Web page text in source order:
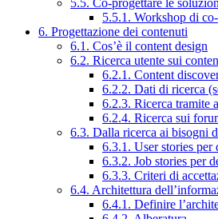
5.5. Co-progettare le
5.5.1. Workshop di
6. Progettazione dei contenuti
6.1. Cos’è il content design
6.2. Ricerca utente sui
6.2.1. Content
6.2.2. Dati di ricerca
6.2.3. Ricerca tramite
6.2.4. Ricerca sui
6.3. Dalla ricerca ai bisogni
6.3.1. User stories
6.3.2. Job stories per
6.3.3. Criteri di
6.4. Architettura
6.4.1. Definire